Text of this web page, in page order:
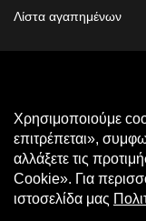
Λίστα αγαπημένων
© 2025 FEDE
Design &
ALPHA
Compare (0)